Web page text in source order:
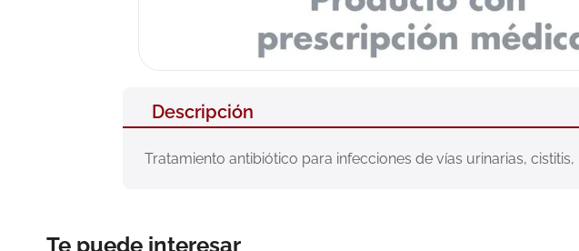
Descripción
Tratamiento antibiótico para infecciones de vías urinarias,
Te puede interesar